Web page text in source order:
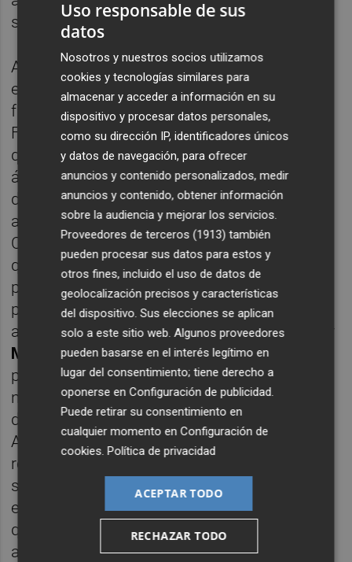
subrayan desde este sector.
Apenas un mes después retumba otro
escándalo y el partido instrumental se
fractura aún más. Las contrataciones de la
Fundación InnDEA, dependiente de Peris y
dirigida porRafa Monterde, caldearon los
ánimos. "Se llegó a plantear un revocatorio
de Peris aunque finalmente se paralizó",
aseguran miembros de la anterior
Coordinadora. Un ambiente hostil sobre el
que Jaramillo pasó de perfil. Sin embargo,
poco tiempo después fue a él a quien se le
planteó un revocatorio por intentar destituir
a de dos de sus asesoras –Neus Fábregas
y
Mariana Urueña– sin plantearlo en el
plenario. "Desde entonces no ha vuelto a
ninguno y València en Comú no tiene ni idea
de lo que hace su concejal en el
Ayuntamiento porque no acude a las
reuniones del grupo municipal. Áurea Ortiz
sólo tiene información puntual de él",
expresan desde VALC. Unas afirmaciones
que Jaramillo desmiente y cuyas ausencias
atribuye al solapamiento de reuniones en la
Uso responsable de sus
datos
Nosotros y nuestros socios utilizamos
cookies y tecnologías similares para
almacenar y acceder a información en su
dispositivo y procesar datos personales,
como su dirección IP, identificadores únicos
y datos de navegación, para ofrecer
anuncios y contenido personalizados, medir
anuncios y contenido, obtener información
sobre la audiencia y mejorar los servicios.
Proveedores de terceros (1913) también
pueden procesar sus datos para estos y
otros fines, incluido el uso de datos de
geolocalización precisos y características
del dispositivo. Sus elecciones se aplican
solo a este sitio web. Algunos proveedores
pueden basarse en el interés legítimo en
lugar del consentimiento; tiene derecho a
oponerse enConfiguración de publicidad
Puede retirar su consentimiento en
cualquier momento enConfiguración de
cookies .Política de privacidad
ACEPTAR TODO
RECHAZAR TODO